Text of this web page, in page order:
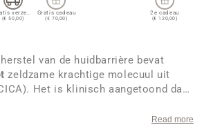
Gratis verzending
(€ 50,00)
Gratis cadeau
(€ 70,00)
2e cadeau
(€ 120,00)
van de huidbarrière bevat
zeldzame krachtige molecuul uit
Het is klinisch aangetoond dat
4% niacinamideen
Read more